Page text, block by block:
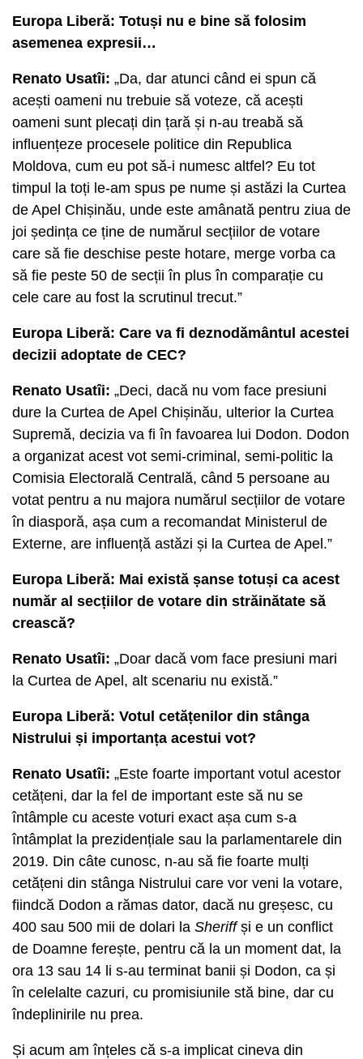
Europa Liberă: Totuși nu e bine să folosim
asemenea expresii…
Renato Usatîi: „Da, dar atunci când ei spun că
acești oameni nu trebuie să voteze, că acești
oameni sunt plecați din țară și n-au treabă să
influențeze procesele politice din Republica
Moldova, cum eu pot să-i numesc altfel? Eu tot
timpul la toți le-am spus pe nume și astăzi la Curtea
de Apel Chișinău, unde este amânată pentru ziua de
joi ședința ce ține de numărul secțiilor de votare
care să fie deschise peste hotare, merge vorba ca
să fie peste 50 de secții în plus în comparație cu
cele care au fost la scrutinul trecut.”
Europa Liberă: Care va fi deznodământul acestei
decizii adoptate de CEC?
Renato Usatîi: „Deci, dacă nu vom face presiuni
dure la Curtea de Apel Chișinău, ulterior la Curtea
Supremă, decizia va fi în favoarea lui Dodon. Dodon
a organizat acest vot semi-criminal, semi-politic la
Comisia Electorală Centrală, când 5 persoane au
votat pentru a nu majora numărul secțiilor de votare
în diasporă, așa cum a recomandat Ministerul de
Externe, are influență astăzi și la Curtea de Apel.”
Europa Liberă: Mai există șanse totuși ca acest
număr al secțiilor de votare din străinătate să
crească?
Renato Usatîi: „Doar dacă vom face presiuni mari
la Curtea de Apel, alt scenariu nu există.”
Europa Liberă: Votul cetățenilor din stânga
Nistrului și importanța acestui vot?
Renato Usatîi: „Este foarte important votul acestor
cetățeni, dar la fel de important este să nu se
întâmple cu aceste voturi exact așa cum s-a
întâmplat la prezidențiale sau la parlamentarele din
2019. Din câte cunosc, n-au să fie foarte mulți
cetățeni din stânga Nistrului care vor veni la votare,
fiindcă Dodon a rămas dator, dacă nu greșesc, cu
400 sau 500 mii de dolari la Sheriffși e un conflict
de Doamne ferește, pentru că la un moment dat, la
ora 13 sau 14 li s-au terminat banii și Dodon, ca și
în celelalte cazuri, cu promisiunile stă bine, dar cu
îndeplinirile nu prea.
Și acum am înțeles că s-a implicat cineva din